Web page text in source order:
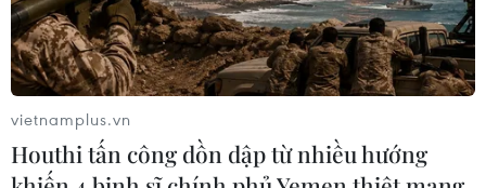
vùng Đồng bằng sông Cửu Long bị chìm.
vietnamplus.vn
Houthi tấn công dồn dập từ nhiều hướng